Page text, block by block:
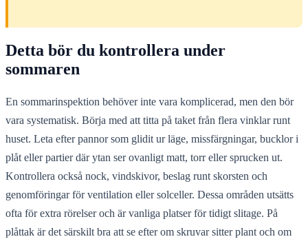
Detta bör du kontrollera under
sommaren
En sommarinspektion behöver inte vara komplicerad, men den bör
vara systematisk. Börja med att titta på taket från flera vinklar runt
huset. Leta efter pannor som glidit ur läge, missfärgningar, bucklor i
plåt eller partier där ytan ser ovanligt matt, torr eller sprucken ut.
Kontrollera också nock, vindskivor, beslag runt skorsten och
genomföringar för ventilation eller solceller. Dessa områden utsätts
ofta för extra rörelser och är vanliga platser för tidigt slitage. På
plåttak är det särskilt bra att se efter om skruvar sitter plant och om